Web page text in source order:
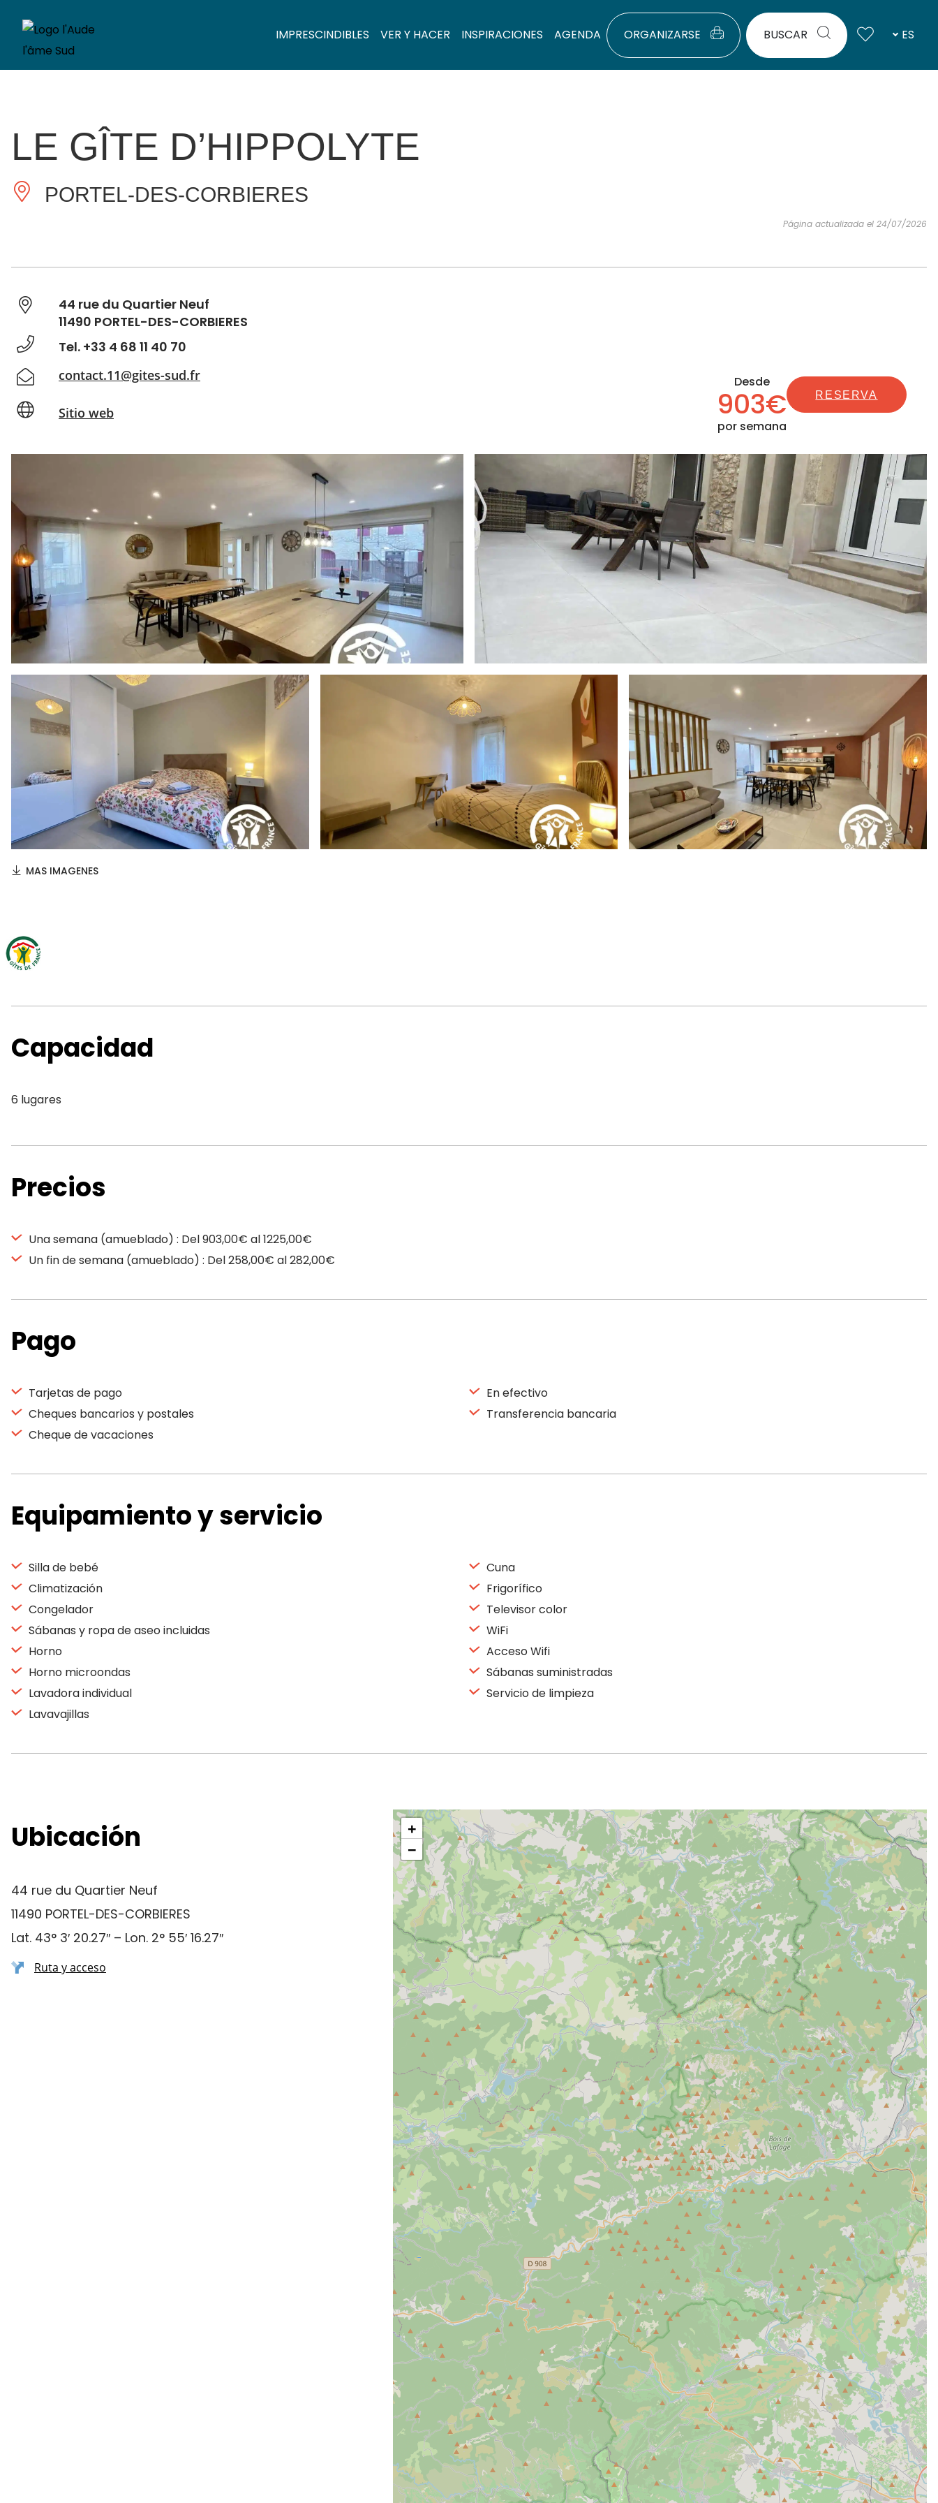
IMPRESCINDIBLES VER Y HACER INSPIRACIONES AGENDA ORGANIZARSE BUSCAR ES
LE GÎTE D’HIPPOLYTE
PORTEL-DES-CORBIERES
Página actualizada el 24/07/2026
44 rue du Quartier Neuf
11490 PORTEL-DES-CORBIERES
Tel. +33 4 68 11 40 70
contact.11@gites-sud.fr
Sitio web
Desde
903€
por semana
RESERVA
MAS IMAGENES
Capacidad
6 lugares
Precios
Una semana (amueblado) : Del 903,00€ al 1225,00€
Un fin de semana (amueblado) : Del 258,00€ al 282,00€
Pago
Tarjetas de pago
Cheques bancarios y postales
Cheque de vacaciones
En efectivo
Transferencia bancaria
Equipamiento y servicio
Silla de bebé
Climatización
Congelador
Sábanas y ropa de aseo incluidas
Horno
Horno microondas
Lavadora individual
Lavavajillas
Cuna
Frigorífico
Televisor color
WiFi
Acceso Wifi
Sábanas suministradas
Servicio de limpieza
Ubicación
44 rue du Quartier Neuf
11490 PORTEL-DES-CORBIERES
Lat. 43° 3′ 20.27″ – Lon. 2° 55′ 16.27″
Ruta y acceso
+
−